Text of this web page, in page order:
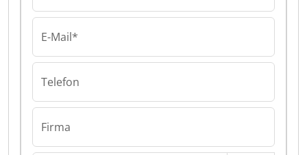
E-Mail*
Telefon
Firma